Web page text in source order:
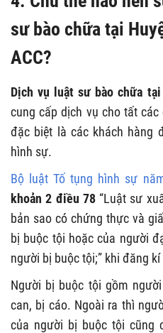
sư bào chữa tại
ACC?
Dịch vụ luật sư bào chữa tại
cung cấp dịch vụ cho tất
đặc biệt là các khách hàng
hình sự.
Bộ luật Tố tụng hình sự
khoản 2 điều 78 “Luật sư
bản sao có chứng thực và
bị buộc tội hoặc của người
người bị buộc tội;” khi đăng
Người bị buộc tội gồm
can, bị cáo. Ngoài ra thì
của người bị buộc tội cũng